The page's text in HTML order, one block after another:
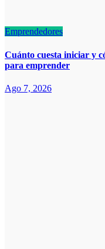
Emprendedores
Cuánto cuesta iniciar y
para emprender
Ago 7, 2026